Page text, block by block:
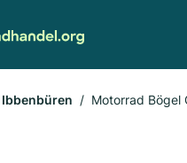
Ibbenbüren Motorrad Bögel